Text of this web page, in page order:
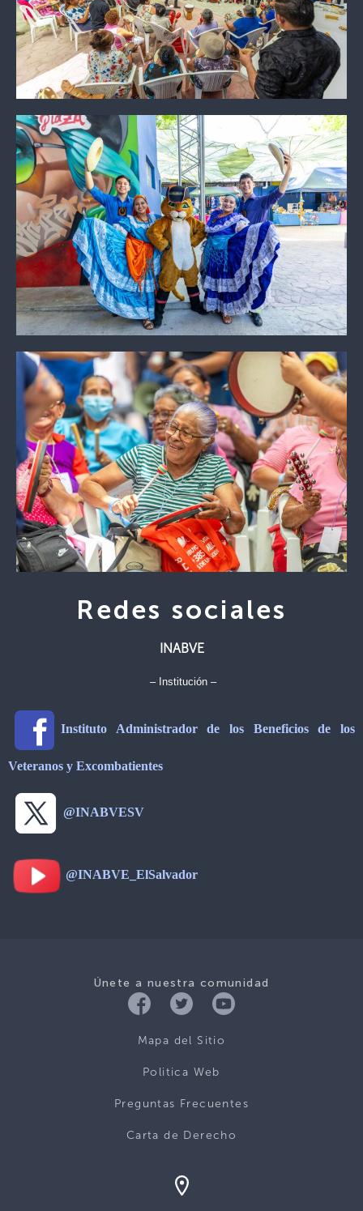
Redes sociales
INABVE
– Institución –
Instituto Administrador de los Beneficios de los
Veteranos y Excombatientes
@INABVESV
@INABVE_ElSalvador
Únete a nuestra comunidad
Mapa del Sitio
Politica Web
Preguntas Frecuentes
Carta de Derecho